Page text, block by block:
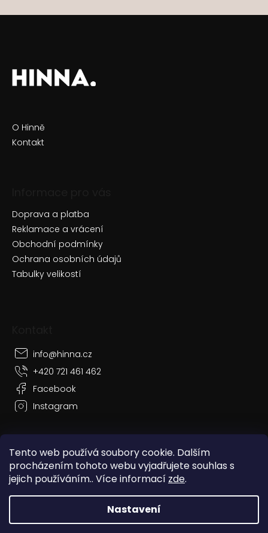
Tento web používá soubory cookie. Dalším
procházením tohoto webu vyjadřujete souhlas s
jejich používáním.. Více informací zde.
Nastavení
O Hinně
Kontakt
Doprava a platba
Reklamace a vrácení
Obchodní podmínky
Ochrana osobních údajů
Tabulky velikostí
info@hinna.cz
+420 721 461 462
Facebook
Instagram
Vytvořil Shoptet
. Všechna práva vyhrazena.
Grafický návrh vytvořil a nakódovalShoptak.cz